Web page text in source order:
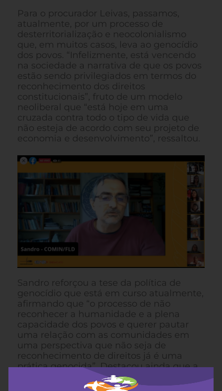
Para o procurador Leivas, passamos,
atualmente, por um processo de
desterritorialização e neocolonialismo
que, em muitos casos, leva ao genocídio
dos povos. “Infelizmente, está vencendo
na sociedade a narrativa de que os povos
estão sendo privilegiados em termos do
reconhecimento dos direitos
constitucionais”, fruto de um modelo
neoliberal que “está hoje em uma
cruzada contra todo o tipo de vida que
não esteja de acordo com seu projeto de
economia e desenvolvimento”, ressaltou.
Sandro reforçou a tese da política de
genocídio que está em curso atualmente,
afirmando que “o processo de não
reconhecer a humanidade e a plena
capacidade dos povos e querer pautar
uma relação com as comunidades em
uma perspectiva que não seja de
reconhecimento de direitos já é uma
prática genocida”. Destacou ainda que a
luta e a defesa incessante dos direitos
dos povos é, sobretudo, para existir e